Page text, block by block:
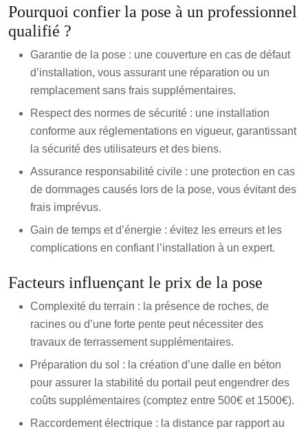
Pourquoi confier la pose à un professionnel
qualifié ?
Garantie de la pose : une couverture en cas de défaut
d’installation, vous assurant une réparation ou un
remplacement sans frais supplémentaires.
Respect des normes de sécurité : une installation
conforme aux réglementations en vigueur, garantissant
la sécurité des utilisateurs et des biens.
Assurance responsabilité civile : une protection en cas
de dommages causés lors de la pose, vous évitant des
frais imprévus.
Gain de temps et d’énergie : évitez les erreurs et les
complications en confiant l’installation à un expert.
Facteurs influençant le prix de la pose
Complexité du terrain : la présence de roches, de
racines ou d’une forte pente peut nécessiter des
travaux de terrassement supplémentaires.
Préparation du sol : la création d’une dalle en béton
pour assurer la stabilité du portail peut engendrer des
coûts supplémentaires (comptez entre 500€ et 1500€).
Raccordement électrique : la distance par rapport au